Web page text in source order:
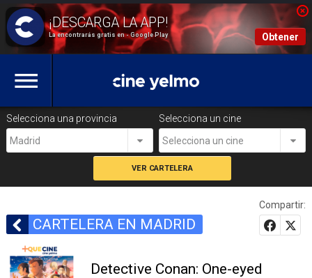
La encontrarás gratis en - Google Play Obtener
Selecciona una provincia
Madrid
Selecciona un cine
Selecciona un cine
CARTELERA EN MADRID
Compartir:
Detective Conan: One-eyed